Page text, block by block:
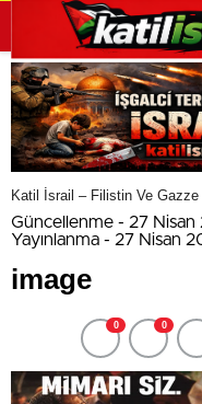
Katil İsrail – Filistin Ve Gazze
Güncellenme - 27
Yayınlanma - 27 Nisan
image
0 0